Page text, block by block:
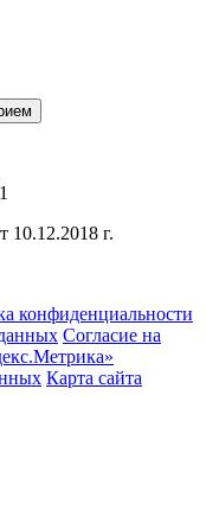
10.12.2018 г.
конфиденциальности
Согласие на
Карта сайта